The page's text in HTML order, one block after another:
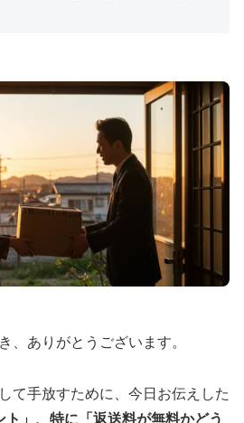
、ありがとうございます。
て手放すために、今日お伝えした
ト」、特に「返送料が無料かどう